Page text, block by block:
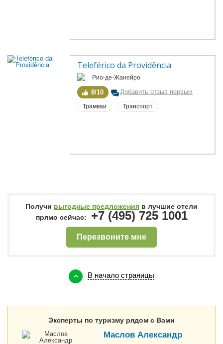
Teleférico da Providência
Рио-де-Жанейро
8/10 Добавить отзыв первым
Трамваи Транспорт
Получи выгодные предложения в лучшие отели
прямо сейчас:
+7 (495) 725 1001
Перезвоните мне
В начало страницы
Эксперты по туризму рядом с Вами
Маслов Александр